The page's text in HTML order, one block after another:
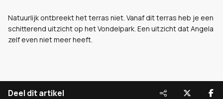
Natuurlijk ontbreekt het terras niet. Vanaf dit terras heb je een
schitterend uitzicht op het Vondelpark. Een uitzicht dat Angela
zelf even niet meer heeft.
Deel dit artikel